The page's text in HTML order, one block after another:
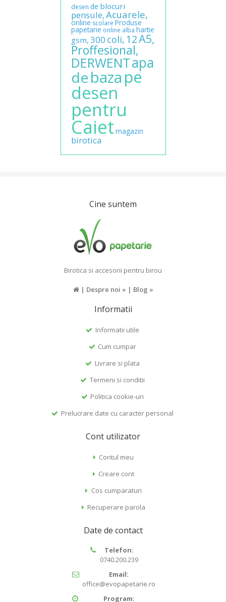
desen de blocuri
pensule,Acuarele,
online scolare Produse
papetarie online alba hartie
gsm, 300 coli, 12A5,
Proffesional,
DERWENTapa
debazape
desen
pentru
Caiet magazin
birotica
Cine suntem
Birotica si accesorii pentru birou
| Despre noi » | Blog »
Informatii
Informatii utile
Cum cumpar
Livrare si plata
Termeni si conditii
Politica cookie-uri
Prelucrare date cu caracter personal
Cont utilizator
Contul meu
Creare cont
Cos cumparaturi
Recuperare parola
Date de contact
Telefon:
0740.200.239
Email:
office@evopapetarie.ro
Program: